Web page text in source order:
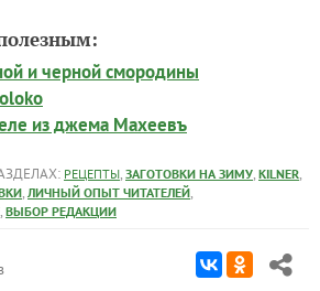
и черной смородины
из джема Махеевъ
РЕЦЕПТЫ, ЗАГОТОВКИ НА ЗИМУ, KILNER,
, ЛИЧНЫЙ ОПЫТ ЧИТАТЕЛЕЙ,
, ВЫБОР РЕДАКЦИИ